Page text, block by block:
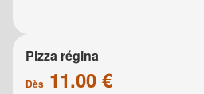
Pizza régina
Dès 11.00 €